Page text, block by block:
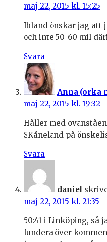
maj 22, 2015 kl. 15:25
Ibland önskar jag att
och inte 50-60 mil
Svara
Anna (orka
maj 22, 2015 kl. 19:32
Håller med
SKåneland på
Svara
daniel
maj 22, 2015 kl. 21:35
50:41 i Linköping, så
fundera över